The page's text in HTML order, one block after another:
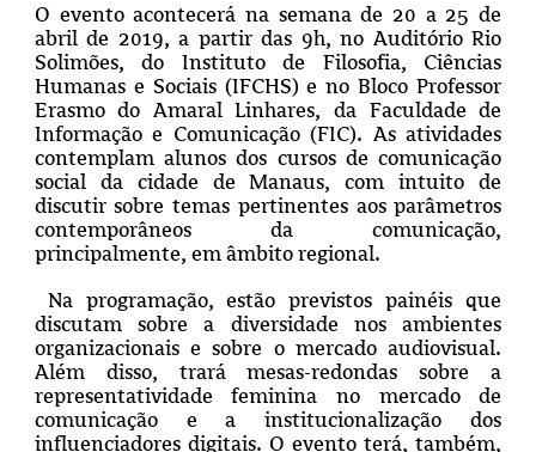
O evento acontecerá na semana de 20 a 25 de
abril de 2019, a partir das 9h, no Auditório Rio
Solimões, do Instituto de Filosofia, Ciências
Humanas e Sociais (IFCHS) e no Bloco Professor
Erasmo do Amaral Linhares, da Faculdade de
Informação e Comunicação (FIC). As atividades
contemplam alunos dos cursos de comunicação
social da cidade de Manaus, com intuito de
discutir sobre temas pertinentes aos parâmetros
contemporâneos da comunicação,
principalmente, em âmbito regional.
Na programação, estão previstos painéis que
discutam sobre a diversidade nos ambientes
organizacionais e sobre o mercado audiovisual.
Além disso, trará mesas-redondas sobre a
representatividade feminina no mercado de
comunicação e a institucionalização dos
influenciadores digitais. O evento terá, também,